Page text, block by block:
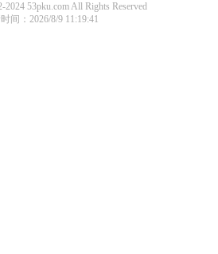
53pku.com All Rights Reserved
间：2026/8/9 11:19:41